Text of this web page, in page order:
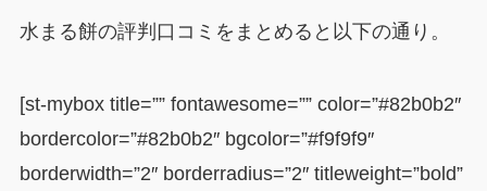
水まる餅の評判口コミをまとめると以下の通り。
[st-mybox title=”” fontawesome=”” color=”#82b0b2″
bordercolor=”#82b0b2″ bgcolor=”#f9f9f9″
borderwidth=”2″ borderradius=”2″ titleweight=”bold”